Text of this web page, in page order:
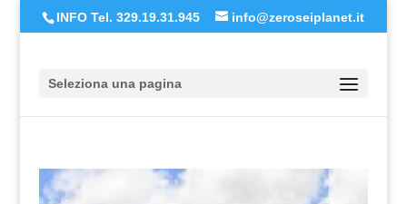
INFO Tel. 329.19.31.945 info@zeroseiplanet.it
Seleziona una pagina